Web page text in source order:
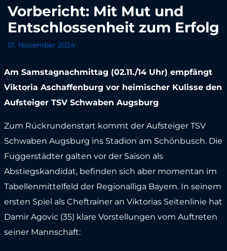
Vorbericht: Mit Mut und
Entschlossenheit zum Erfolg
01. November 2024
Am Samstagnachmittag (02.11./14 Uhr) empfängt
Viktoria Aschaffenburg vor heimischer Kulisse den
Aufsteiger TSV Schwaben Augsburg
Zum Rückrundenstart kommt der Aufsteiger TSV
Schwaben Augsburg ins Stadion am Schönbusch. Die
Fuggerstädter galten vor der Saison als
Abstiegskandidat, befinden sich aber momentan im
Tabellenmittelfeld der Regionalliga Bayern. In seinem
ersten Spiel als Cheftrainer an Viktorias Seitenlinie hat
Damir Agovic (35) klare Vorstellungen vom Auftreten
seiner Mannschaft: